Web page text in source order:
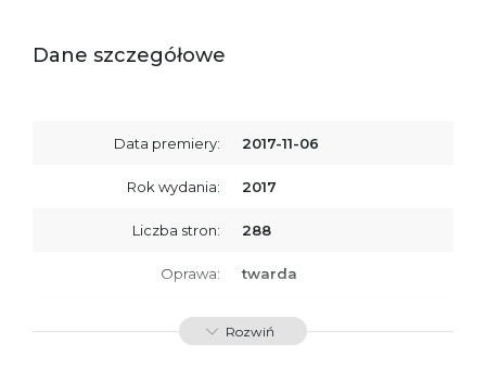
Dane szczegółowe
Data premiery: 2017-11-06
Rok wydania: 2017
Liczba stron: 288
Oprawa: twarda
ISBN 9788379767717
Rozwiń